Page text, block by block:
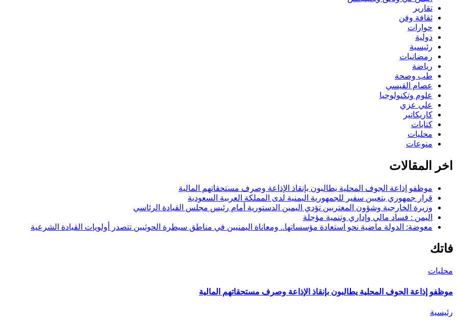
تقارير
ثقافة وفن
حوارات
دولية
رئيسية
رمضانيات
رياضة
طب وصحة
عصام القيسي
علوم وتكنولوجيا
علي عزي
كاريكاتير
كتابات
محليات
منوعات
اخر المقالات
موظفو إذاعة الجوف المحلية يطالبون بإنقاذ الإذاعة وصرف مستحقاتهم المالية
قرار جمهوري بتعيين سفير للجمهورية اليمنية لدى المملكة العربية السعودية
وزيرة الخارجية وشؤون المغتربين تؤدي اليمين الدستورية أمام رئيس مجلس القيادة الرئاسي
اليمن : فساد مالي وإداري وتنمية مؤجلة
معوضة: الدولة ماضية نحو استعادة مؤسساتها.. ومعاناة اليمنيين في مناطق سيطرة الحوثيين تتصدر أولويات القيادة الشرعية
فاتك
محليات
موظفو إذاعة الجوف المحلية يطالبون بإنقاذ الإذاعة وصرف مستحقاتهم المالية
رئيسية